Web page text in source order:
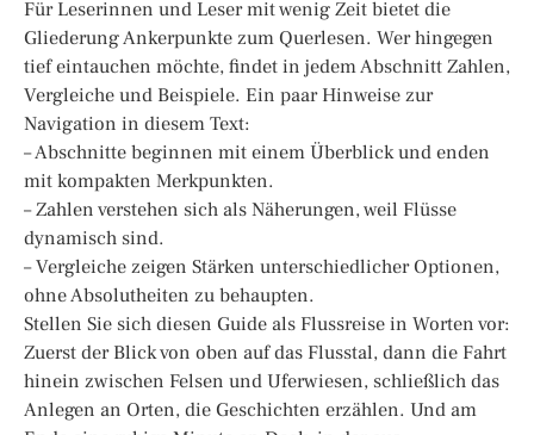
Für Leserinnen und Leser mit wenig Zeit bietet die
Gliederung Ankerpunkte zum Querlesen. Wer hingegen
tief eintauchen möchte, findet in jedem Abschnitt Zahlen,
Vergleiche und Beispiele. Ein paar Hinweise zur
Navigation in diesem Text:
– Abschnitte beginnen mit einem Überblick und enden
mit kompakten Merkpunkten.
– Zahlen verstehen sich als Näherungen, weil Flüsse
dynamisch sind.
– Vergleiche zeigen Stärken unterschiedlicher Optionen,
ohne Absolutheiten zu behaupten.
Stellen Sie sich diesen Guide als Flussreise in Worten vor:
Zuerst der Blick von oben auf das Flusstal, dann die Fahrt
hinein zwischen Felsen und Uferwiesen, schließlich das
Anlegen an Orten, die Geschichten erzählen. Und am